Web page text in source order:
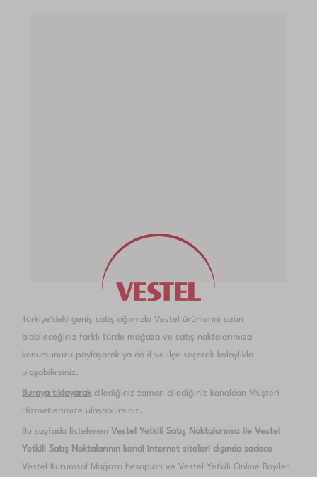
Türkiye'deki geniş satış ağımızla Vestel ürünlerini satın
alabileceğiniz farklı türde mağaza ve satış noktalarımıza
konumunuzu paylaşarak ya da il ve ilçe seçerek kolaylıkla
ulaşabilirsiniz.
Buraya tıklayarak dilediğiniz zaman dilediğiniz kanaldan Müşteri
Hizmetlerimize ulaşabilirsiniz.
Bu sayfada listelenen Vestel Yetkili Satış Noktalarımız ile Vestel
Yetkili Satış Noktalarının kendi internet siteleri dışında sadece
Vestel Kurumsal Mağaza hesapları ve Vestel Yetkili Online Bayiler